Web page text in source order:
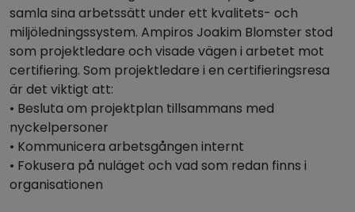
samla sina arbetssätt under ett kvalitets- och
miljöledningssystem. Ampiros Joakim Blomster stod
som projektledare och visade vägen i arbetet mot
certifiering. Som projektledare i en certifieringsresa
är det viktigt att:
• Besluta om projektplan tillsammans med
nyckelpersoner
• Kommunicera arbetsgången internt
• Fokusera på nuläget och vad som redan finns i
organisationen